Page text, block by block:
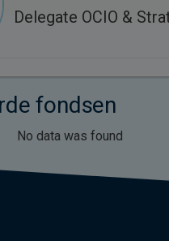
Delegate OCIO &
fondsen
No data was found